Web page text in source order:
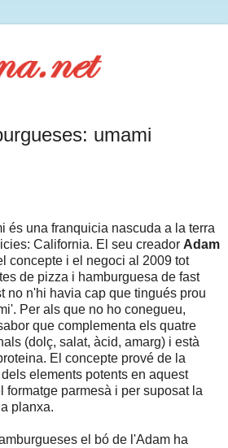
umami
és una franquicia nascuda a la terra
California. El seu creador Adam
concepte i el negoci al 2009 tot
de pizza i hamburguesa de fast
no n'hi havia cap que tingués prou
Per als que no ho conegueu,
que complementa els quatre
(dolç, salat, àcid, amarg) i està
El concepte prové de la
elements potents en aquest
formatge parmesà i per suposat la
planxa.
el bó de l'Adam ha